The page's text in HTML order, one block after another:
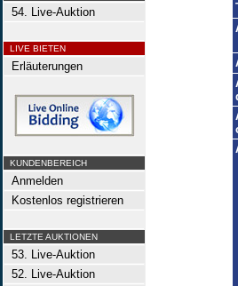
54. Live-Auktion
LIVE BIETEN
Erläuterungen
KUNDENBEREICH
Anmelden
Kostenlos registrieren
LETZTE AUKTIONEN
53. Live-Auktion
52. Live-Auktion